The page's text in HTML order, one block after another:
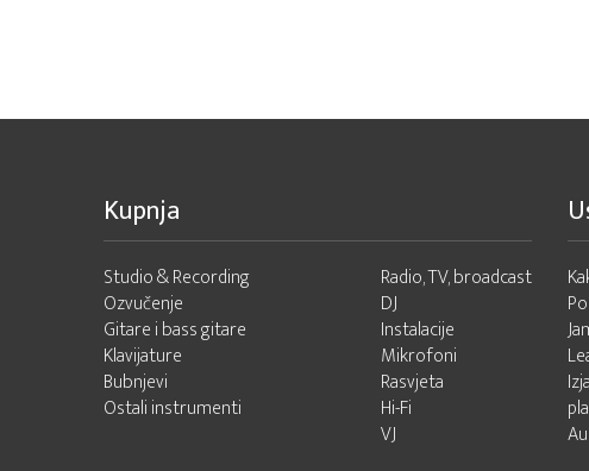
Kupnja
Studio & Recording
Ozvučenje
Gitare i bass gitare
Klavijature
Bubnjevi
Ostali instrumenti
Radio, TV, broadcast
DJ
Instalacije
Mikrofoni
Rasvjeta
Hi-Fi
VJ